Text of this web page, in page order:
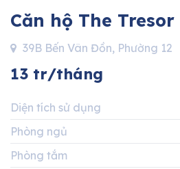
Căn hộ The Tresor
39B Bến Vân Đồn, Phường 12
13 tr/tháng
Diện tích sử dụng
Phòng ngủ
Phòng tắm